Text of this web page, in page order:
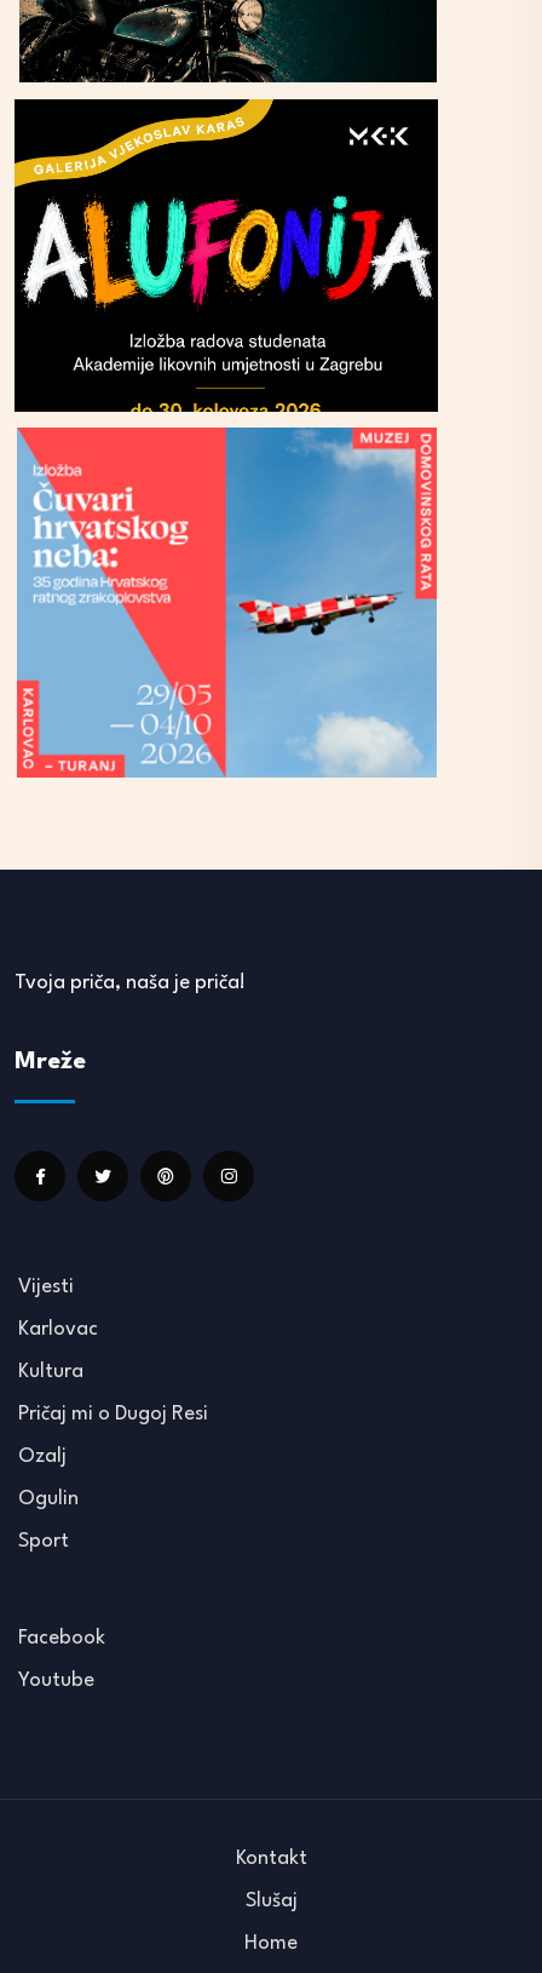
Tvoja priča, naša je priča!
Mreže
Vijesti
Karlovac
Kultura
Pričaj mi o Dugoj Resi
Ozalj
Ogulin
Sport
Facebook
Youtube
Kontakt
Slušaj
Home